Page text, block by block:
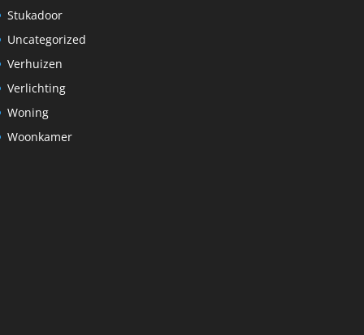
Stukadoor
Uncategorized
Verhuizen
Verlichting
Woning
Woonkamer